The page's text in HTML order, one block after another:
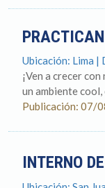
Ubicación: Lima |
¡Ven a crecer
un ambiente cool,
Publicación: 07/
INTERNO DE